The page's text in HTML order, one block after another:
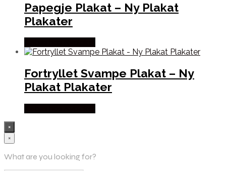
Papegje Plakat – Ny Plakat
Plakater
Fortryllet Svampe Plakat – Ny
Plakat Plakater
×
×
What are you looking for?